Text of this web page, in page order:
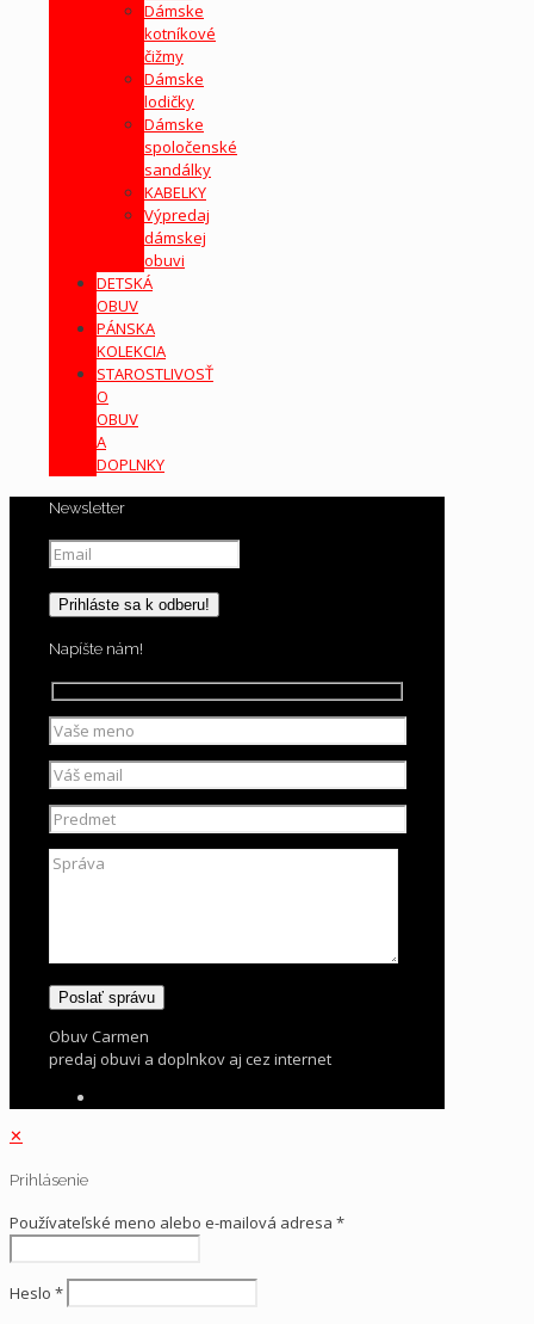
Dámske
kotníkové
čižmy
Dámske
lodičky
Dámske
spoločenské
sandálky
KABELKY
Výpredaj
dámskej
obuvi
DETSKÁ
OBUV
PÁNSKA
KOLEKCIA
STAROSTLIVOSŤ
O
OBUV
A
DOPLNKY
Newsletter
Napíšte nám!
Obuv Carmen
predaj obuvi a doplnkov aj cez internet
✕
Prihlásenie
Používateľské meno alebo e-mailová adresa *
Heslo *